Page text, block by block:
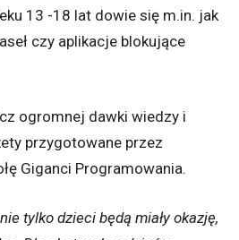
13 -18 lat dowie się m.in. jak
czy aplikacje blokujące
ogromnej dawki wiedzy i
przygotowane przez
Giganci Programowania.
tylko dzieci będą miały okazję,